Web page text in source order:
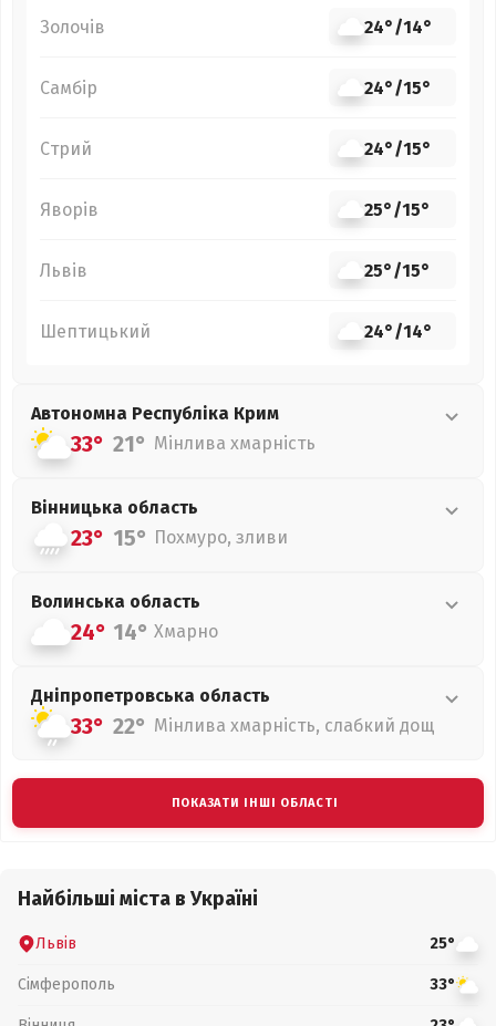
Золочів 24°/14°
Самбір 24°/15°
Стрий 24°/15°
Яворів 25°/15°
Львів 25°/15°
Шептицький 24°/14°
Автономна Республіка Крим
33° 21° Мінлива хмарність
Вінницька область
23° 15° Похмуро, зливи
Волинська область
24° 14° Хмарно
Дніпропетровська область
33° 22° Мінлива хмарність, слабкий дощ
ПОКАЗАТИ ІНШІ ОБЛАСТІ
Найбільші міста в Україні
Львів 25°
Сімферополь 33°